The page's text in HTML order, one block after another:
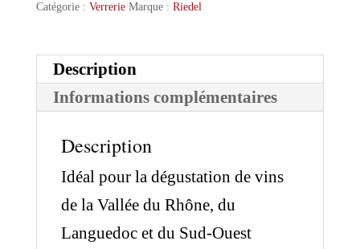
Catégorie : Verrerie Marque : Riedel
Description
Informations complémentaires
Description
Idéal pour la dégustation de vins
de la Vallée du Rhône, du
Languedoc et du Sud-Ouest